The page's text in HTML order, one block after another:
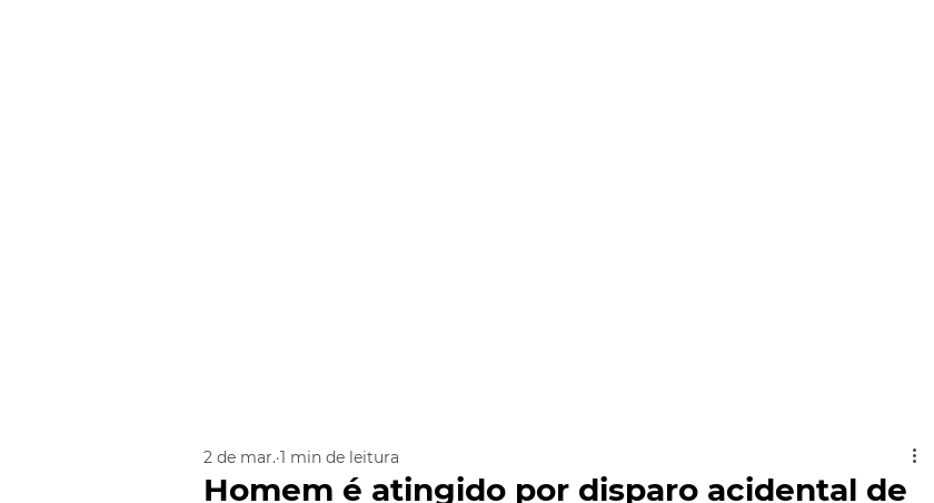
Homem é atingido por disparo acidental de
2 de mar. 1 min de leitura